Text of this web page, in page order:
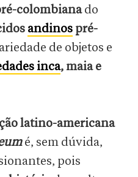
colombianado
andinos pré-
de objetos e
inca, maia e
latino-americana
é, sem dúvida,
pois